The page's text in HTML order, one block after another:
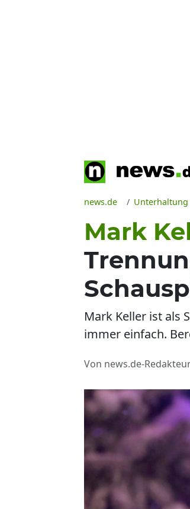
news.de Unterhaltung
Mark
Mark Keller ist als
immer einfach.
Von news.de-